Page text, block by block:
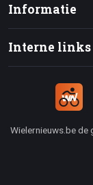
Informatie
Interne links
Wielernieuws.be de